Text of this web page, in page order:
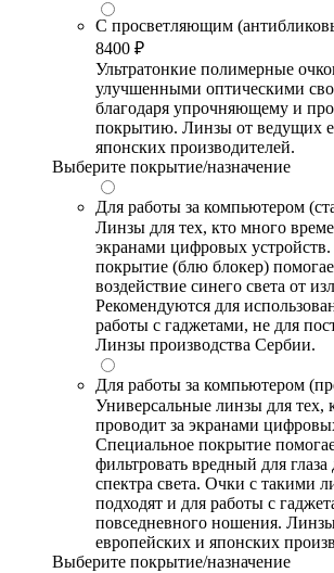
С просветляющим
8400 ₽
Ультратонкие полимерные
улучшенными оптическими
благодаря упрочняющему и
покрытию. Линзы от ведущих
японских производителей.
Выберите покрытие/назначение
Для работы за компьютером
Линзы для тех, кто много
экранами цифровых
покрытие (блю блокер)
воздействие синего света от
Рекомендуются для
работы с гаджетами, не для
Линзы производства Сербии.
Для работы за компьютером
Универсальные линзы для тех,
проводит за экранами
Специальное покрытие
фильтровать вредный для
спектра света. Очки с такими
подходят и для работы с
повседневного ношения.
европейских и японских
Выберите покрытие/назначение